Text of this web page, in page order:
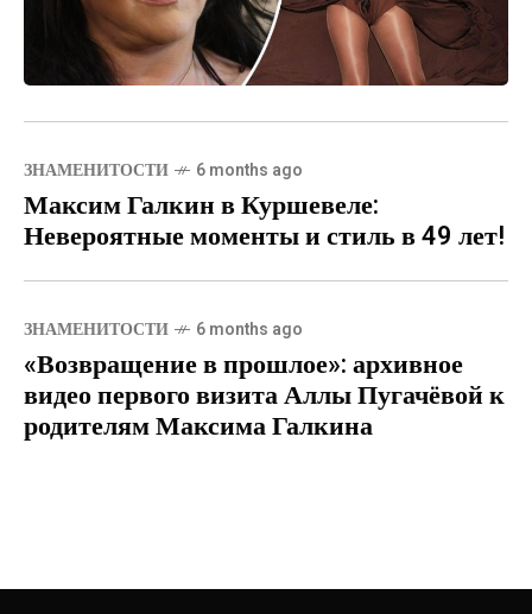
ЗНАМЕНИТОСТИ 6 months ago
Максим Галкин в Куршевеле:
Невероятные моменты и стиль в 49 лет!
ЗНАМЕНИТОСТИ 6 months ago
«Возвращение в прошлое»: архивное
видео первого визита Аллы Пугачёвой к
родителям Максима Галкина